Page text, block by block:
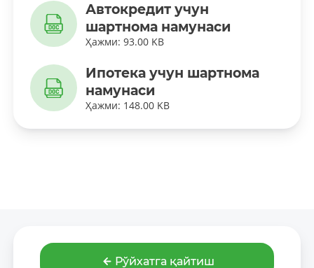
Автокредит учун
шартнома намунаси
Ҳажми: 93.00 KB
Ипотека учун шартнома
намунаси
Ҳажми: 148.00 KB
Рўйхатга қайтиш